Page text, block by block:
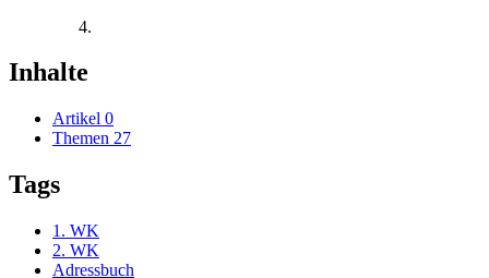
Inhalte
Artikel 0
Themen 27
Tags
1. WK
2. WK
Adressbuch